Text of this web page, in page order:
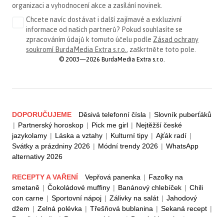
organizaci a vyhodnocení akce a zasílání novinek.
Chcete navíc dostávat i další zajímavé a exkluzivní
informace od našich partnerů? Pokud souhlasíte se
zpracováním údajů k tomuto účelu podle Zásad ochrany
soukromí BurdaMedia Extra s.r.o. , zaškrtněte toto pole.
© 2003—2026 BurdaMedia Extra s.r.o.
DOPORUČUJEME Děsivá telefonní čísla | Slovník puberťáků
| Partnerský horoskop | Pick me girl | Nejtěžší české
jazykolamy | Láska a vztahy | Kulturní tipy | Ajťák radí |
Svátky a prázdniny 2026 | Módní trendy 2026 | WhatsApp
alternativy 2026
RECEPTY A VAŘENÍ Vepřová panenka | Fazolky na
smetaně | Čokoládové muffiny | Banánový chlebíček | Chili
con carne | Sportovní nápoj | Zálivky na salát | Jahodový
džem | Zelná polévka | Třešňová bublanina | Sekaná recept |